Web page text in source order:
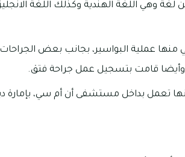
لغة وهي اللغة الهندية وكذلك اللغة
منها عملية البواسير، بجانب بعض
وأيضا قامت بتسجيل عمل جراحة فتق.
تعمل بداخل مستشفى أن أم سي، بإمارة